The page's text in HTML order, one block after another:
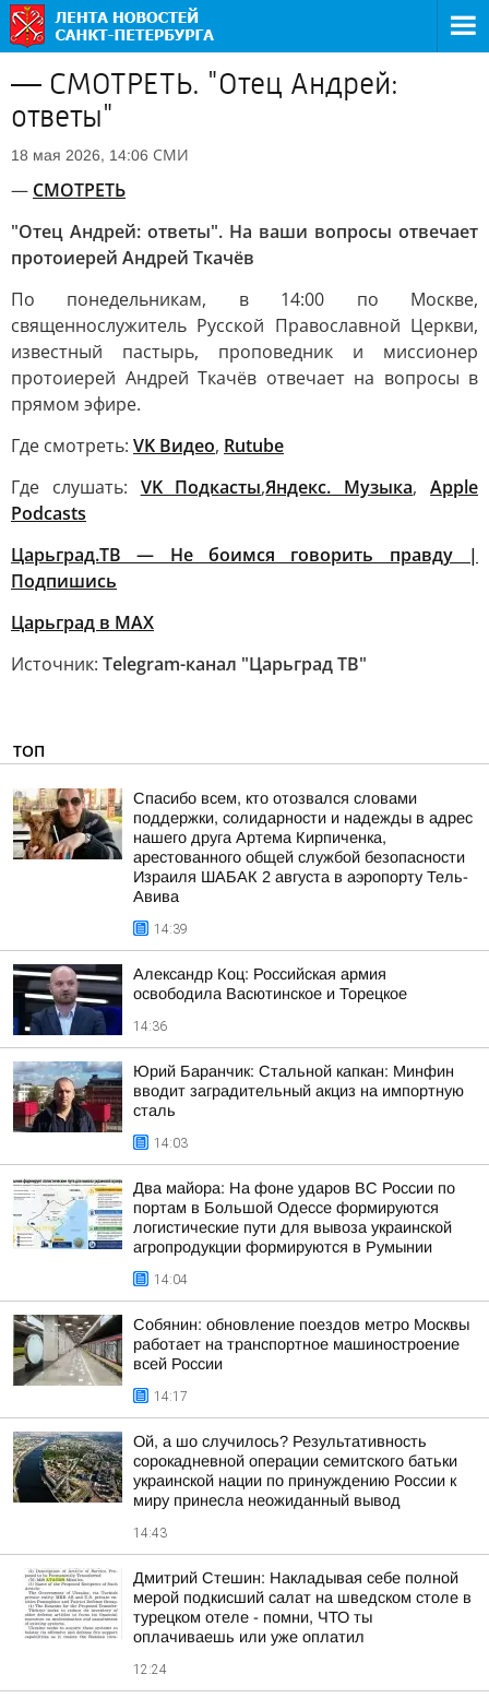
— СМОТРЕТЬ. "Отец Андрей:
ответы"
18 мая 2026, 14:06 СМИ
— СМОТРЕТЬ
"Отец Андрей: ответы". На ваши вопросы отвечает
протоиерей Андрей Ткачёв
По понедельникам, в 14:00 по Москве,
священнослужитель Русской Православной Церкви,
известный пастырь, проповедник и миссионер
протоиерей Андрей Ткачёв отвечает на вопросы в
прямом эфире.
Где смотреть: VK Видео, Rutube
Где слушать: VK Подкасты,Яндекс. Музыка,Apple
Podcasts
Царьград.ТВ — Не боимся говорить правду |
Подпишись
Царьград в МАХ
Источник: Telegram-канал "Царьград ТВ"
ТОП
Спасибо всем, кто отозвался словами
поддержки, солидарности и надежды в адрес
нашего друга Артема Кирпиченка,
арестованного общей службой безопасности
Израиля ШАБАК 2 августа в аэропорту Тель-
Авива
14:39
Александр Коц: Российская армия
освободила Васютинское и Торецкое
14:36
Юрий Баранчик: Стальной капкан: Минфин
вводит заградительный акциз на импортную
сталь
14:03
Два майора: На фоне ударов ВС России по
портам в Большой Одессе формируются
логистические пути для вывоза украинской
агропродукции формируются в Румынии
14:04
Собянин: обновление поездов метро Москвы
работает на транспортное машиностроение
всей России
14:17
Ой, а шо случилось? Результативность
сорокадневной операции семитского батьки
украинской нации по принуждению России к
миру принесла неожиданный вывод
14:43
Дмитрий Стешин: Накладывая себе полной
мерой подкисший салат на шведском столе в
турецком отеле - помни, ЧТО ты
оплачиваешь или уже оплатил
12:24